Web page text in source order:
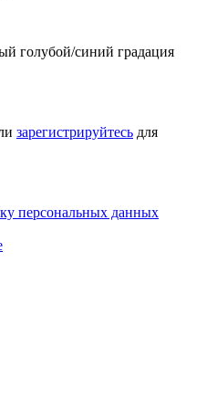
голубой/синий градация
зарегистрируйтесь для
персональных данных